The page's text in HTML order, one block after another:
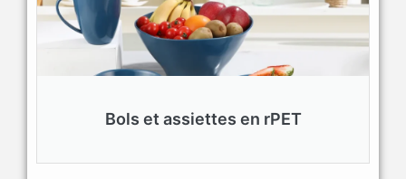
Bols et assiettes en rPET